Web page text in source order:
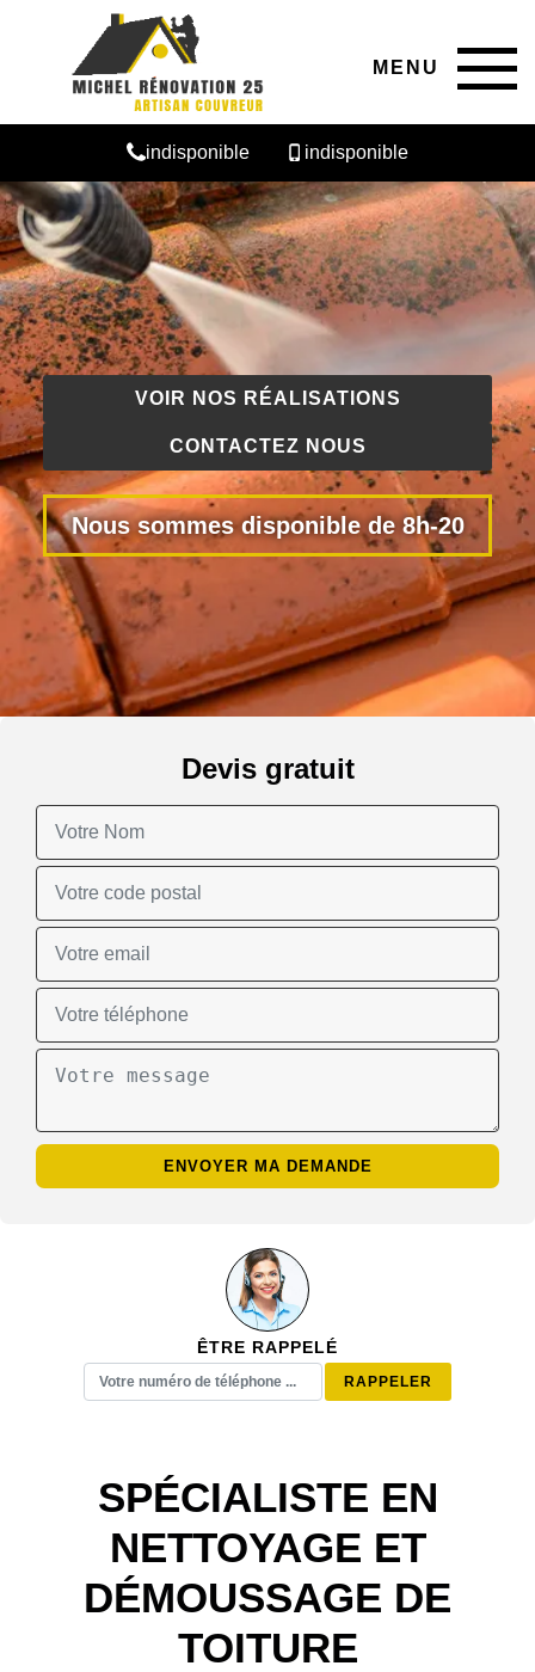
MENU
indisponible indisponible
VOIR NOS RÉALISATIONS
CONTACTEZ NOUS
Nous sommes disponible de 8h-20
Devis gratuit
ÊTRE RAPPELÉ
SPÉCIALISTE EN
NETTOYAGE ET
DÉMOUSSAGE DE
TOITURE